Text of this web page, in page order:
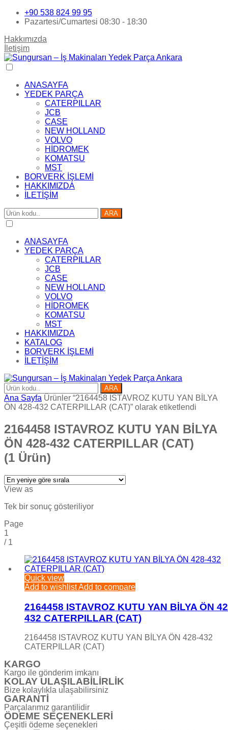
+90 538 824 99 95
Pazartesi/Cumartesi 08:30 - 18:30
Hakkımızda
İletişim
ANASAYFA
YEDEK PARÇA
CATERPILLAR
JCB
CASE
NEW HOLLAND
VOLVO
HİDROMEK
KOMATSU
MST
BORVERK İŞLEMİ
HAKKIMIZDA
İLETİŞİM
ARA
ANASAYFA
YEDEK PARÇA
CATERPILLAR
JCB
CASE
NEW HOLLAND
VOLVO
HİDROMEK
KOMATSU
MST
HAKKIMIZDA
KATALOG
BORVERK İŞLEMİ
İLETİŞİM
ARA
Ana Sayfa Ürünler “2164458 ISTAVROZ KUTU YAN BİLYA
ÖN 428-432 CATERPILLAR (CAT)” olarak etiketlendi
2164458 ISTAVROZ KUTU YAN BİLYA
ÖN 428-432 CATERPILLAR (CAT)
(1 Ürün)
View as
Tek bir sonuç gösteriliyor
Page
1
/ 1
Quick view
Add to wishlistAdd to compare
2164458 ISTAVROZ KUTU YAN BİLYA ÖN
432 CATERPILLAR (CAT)
2164458 ISTAVROZ KUTU YAN BİLYA ÖN 428-432
CATERPILLAR (CAT)
KARGO
Kargo ile gönderim imkanı
KOLAY ULAŞILABİLİRLİK
Bize kolaylıkla ulaşabilirsiniz
GARANTİ
Parçalarımız garantilidir
ÖDEME SEÇENEKLERİ
Çeşitli ödeme seçenekleri